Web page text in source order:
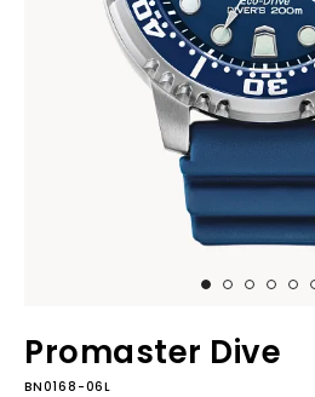
Promaster Dive
BN0168-06L